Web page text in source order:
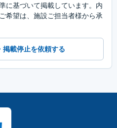
に基づいて掲載しています。内
希望は、施設ご担当者様から承
掲載停止を依頼する